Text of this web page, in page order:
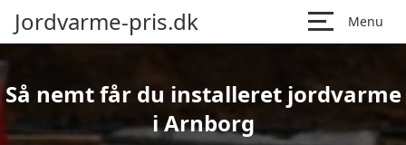
Jordvarme-pris.dk Menu
Så nemt får du installeret jordvarme
i Arnborg